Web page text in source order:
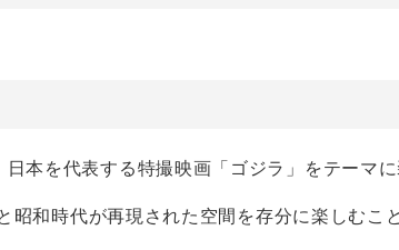
日本を代表する特撮映画「ゴジラ」をテーマ
昭和時代が再現された空間を存分に楽しむこ